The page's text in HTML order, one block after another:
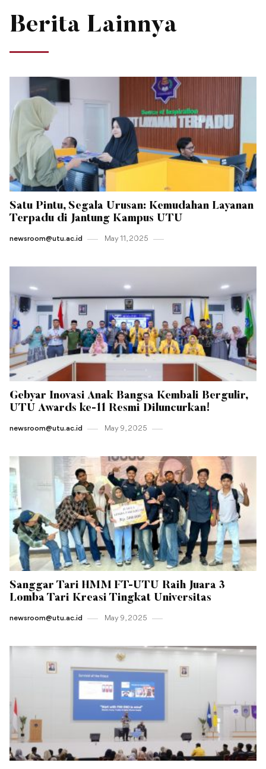
Berita Lainnya
Satu Pintu, Segala Urusan: Kemudahan Layanan
Terpadu di Jantung Kampus UTU
newsroom@utu.ac.id May 11 , 2025
Gebyar Inovasi Anak Bangsa Kembali Bergulir,
UTU Awards ke-11 Resmi Diluncurkan!
newsroom@utu.ac.id May 9 , 2025
Sanggar Tari HMM FT-UTU Raih Juara 3
Lomba Tari Kreasi Tingkat Universitas
newsroom@utu.ac.id May 9 , 2025